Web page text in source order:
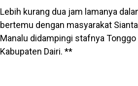
Lebih kurang dua jam lamanya
bertemu dengan masyarakat
Manalu didampingi stafnya
Kabupaten Dairi. **